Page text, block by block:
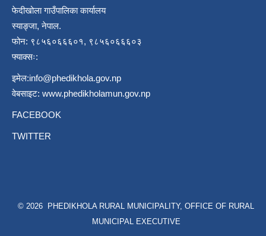
फेदीखोला गाउँपालिका कार्यालय
स्याङ्जा, नेपाल.
फोन: ९८५६०६६६०१, ९८५६०६६६०३
फ्याक्सः:
इमेल:info@phedikhola.gov.np
वेबसाइट: www.phedikholamun.gov.np
FACEBOOK
TWITTER
© 2026 PHEDIKHOLA RURAL MUNICIPALITY, OFFICE OF RURAL
MUNICIPAL EXECUTIVE